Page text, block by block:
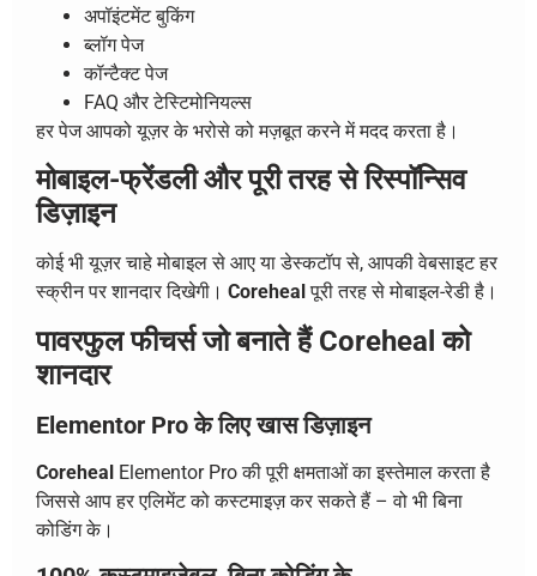
अपॉइंटमेंट बुकिंग
ब्लॉग पेज
कॉन्टैक्ट पेज
FAQ और टेस्टिमोनियल्स
हर पेज आपको यूज़र के भरोसे को मज़बूत करने में मदद करता है।
मोबाइल-फ्रेंडली और पूरी तरह से रिस्पॉन्सिव
डिज़ाइन
कोई भी यूज़र चाहे मोबाइल से आए या डेस्कटॉप से, आपकी वेबसाइट हर
स्क्रीन पर शानदार दिखेगी। Coreheal पूरी तरह से मोबाइल-रेडी है।
पावरफुल फीचर्स जो बनाते हैं Coreheal को
शानदार
Elementor Pro के लिए खास डिज़ाइन
Coreheal Elementor Pro की पूरी क्षमताओं का इस्तेमाल करता है
जिससे आप हर एलिमेंट को कस्टमाइज़ कर सकते हैं – वो भी बिना
कोडिंग के।